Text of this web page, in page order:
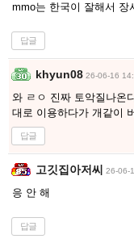
mmo는 한국이 잘해서 장
답글
khyun08 26-06-16
와 ㄹㅇ 진짜 토악질나온
대로 이용하다가 개같이
답글
고깃집아저씨 26-06-
응 안 해
답글